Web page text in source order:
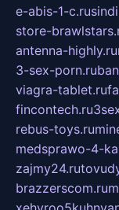
e-abis-1-c.ru
store-
antenna-highly.ru
3-sex-porn.ru
viagra-tablet.ru
fincontech.ru
rebus-toys.ru
medsprawo-4-
zajmy24.ru
brazzerscom.ru